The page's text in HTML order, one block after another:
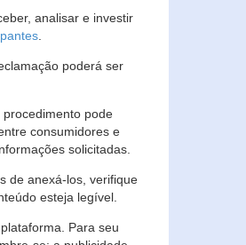
analisar e investir
poderá ser
pode
consumidores e
solicitadas.
de anexá-los, verifique
esteja legível.
Para seu